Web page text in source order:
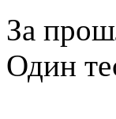
За
Один